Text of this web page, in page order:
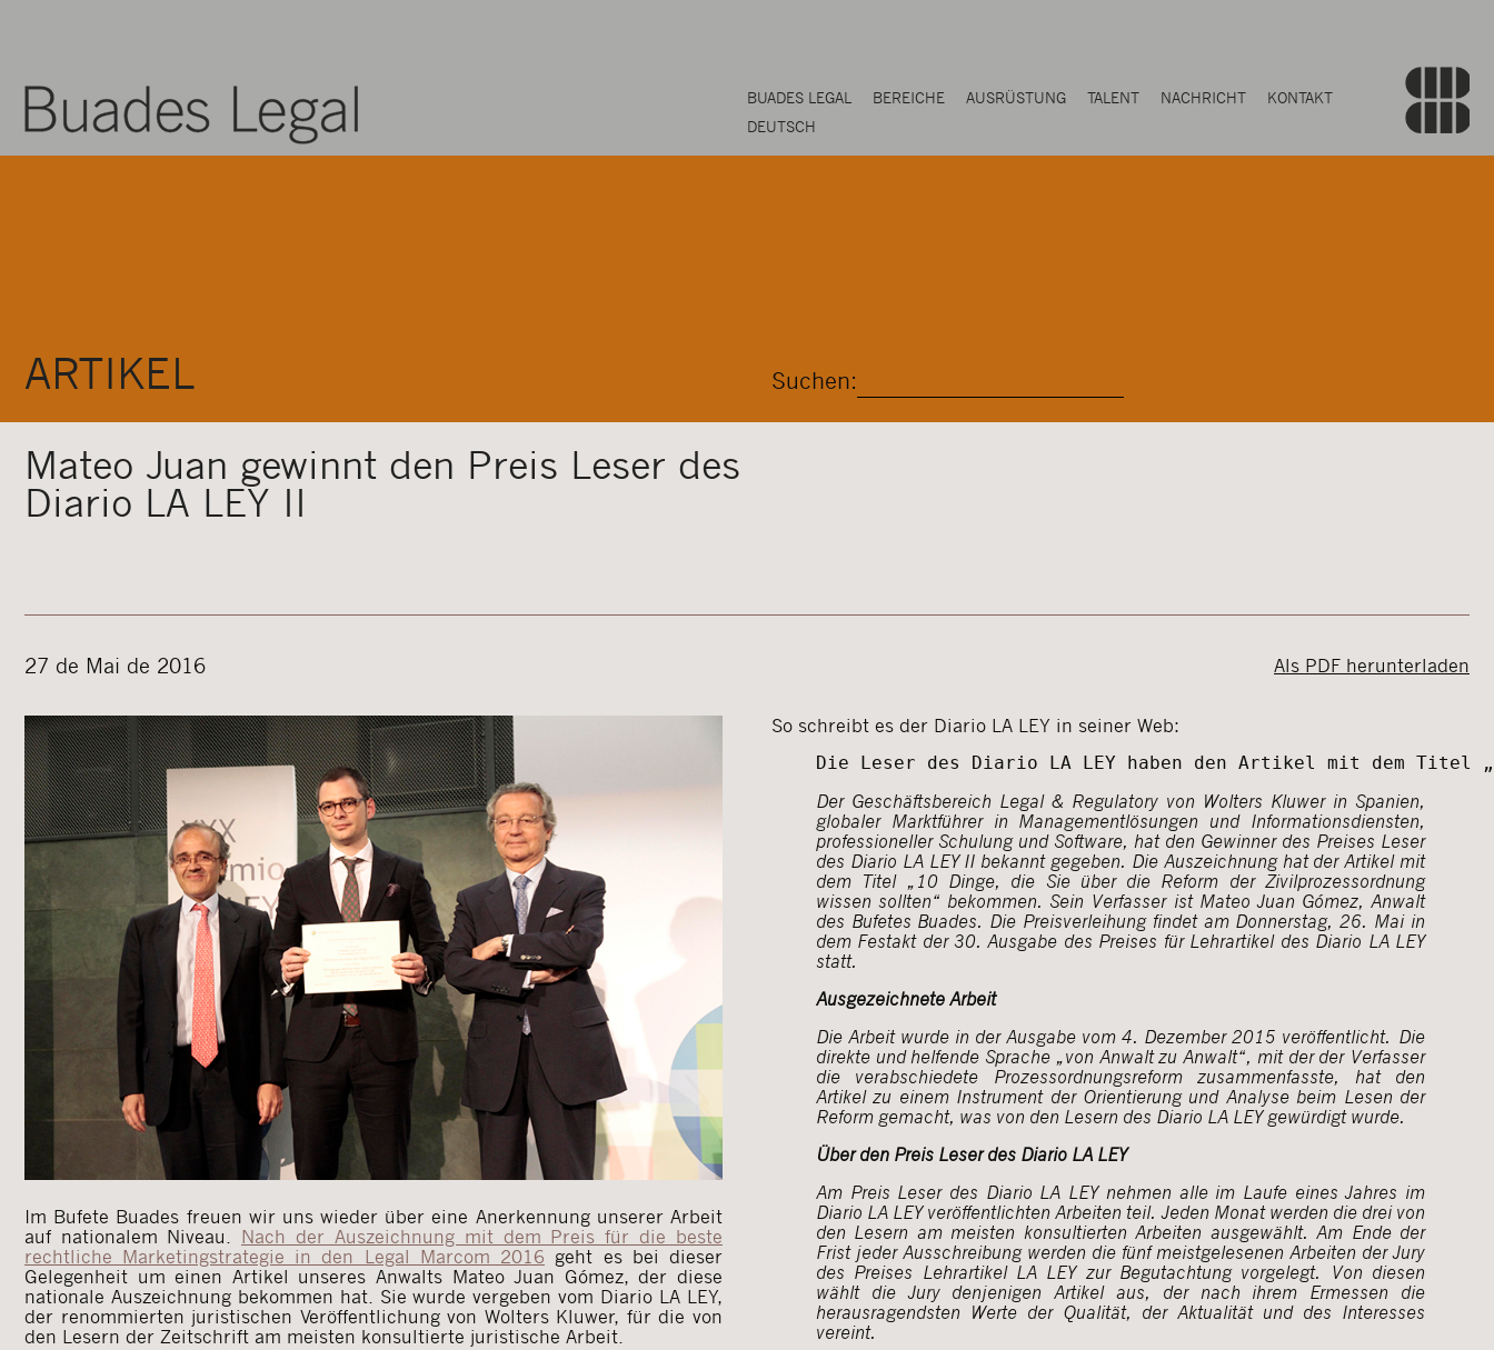
BUADES LEGAL BEREICHE AUSRÜSTUNG TALENT NACHRICHT
KONTAKT
DEUTSCH
ARTIKEL Suchen:
Mateo Juan gewinnt den Preis Leser des
Diario LA LEY II
27 de Mai de 2016 Als PDF herunterladen
Im Bufete Buades freuen wir uns wieder über eine Anerkennung unserer Arbeit
auf nationalem Niveau. Nach der Auszeichnung mit dem Preis für die beste
rechtliche Marketingstrategie in den Legal Marcom 2016 geht es bei dieser
Gelegenheit um einen Artikel unseres Anwalts Mateo Juan Gómez, der diese
nationale Auszeichnung bekommen hat. Sie wurde vergeben vom Diario LA LEY,
der renommierten juristischen Veröffentlichung von Wolters Kluwer, für die von
den Lesern der Zeitschrift am meisten konsultierte juristische Arbeit.
So schreibt es der Diario LA LEY in seiner Web:
Die Leser des Diario LA LEY haben den Artikel mit dem Titel
Der Geschäftsbereich Legal & Regulatory von Wolters Kluwer in Spanien,
globaler Marktführer in Managementlösungen und Informationsdiensten,
professioneller Schulung und Software, hat den Gewinner des Preises Leser
des Diario LA LEY II bekannt gegeben. Die Auszeichnung hat der Artikel mit
dem Titel „10 Dinge, die Sie über die Reform der Zivilprozessordnung
wissen sollten“ bekommen. Sein Verfasser ist Mateo Juan Gómez, Anwalt
des Bufetes Buades. Die Preisverleihung findet am Donnerstag, 26. Mai in
dem Festakt der 30. Ausgabe des Preises für Lehrartikel des Diario LA LEY
statt.
Ausgezeichnete Arbeit
Die Arbeit wurde in der Ausgabe vom 4. Dezember 2015 veröffentlicht. Die
direkte und helfende Sprache „von Anwalt zu Anwalt“, mit der der Verfasser
die verabschiedete Prozessordnungsreform zusammenfasste, hat den
Artikel zu einem Instrument der Orientierung und Analyse beim Lesen der
Reform gemacht, was von den Lesern des Diario LA LEY gewürdigt wurde.
Über den Preis Leser des Diario LA LEY
Am Preis Leser des Diario LA LEY nehmen alle im Laufe eines Jahres im
Diario LA LEY veröffentlichten Arbeiten teil. Jeden Monat werden die drei von
den Lesern am meisten konsultierten Arbeiten ausgewählt. Am Ende der
Frist jeder Ausschreibung werden die fünf meistgelesenen Arbeiten der Jury
des Preises Lehrartikel LA LEY zur Begutachtung vorgelegt. Von diesen
wählt die Jury denjenigen Artikel aus, der nach ihrem Ermessen die
herausragendsten Werte der Qualität, der Aktualität und des Interesses
vereint.